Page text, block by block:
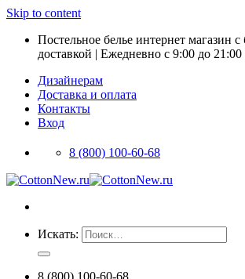
Skip to content
Постельное белье интернет магазин с
доставкой | Ежедневно с 9:00 до 21:00
Дизайнерам
Доставка и оплата
Контакты
Вход
8 (800) 100-60-68
Искать:
8 (800) 100-60-68